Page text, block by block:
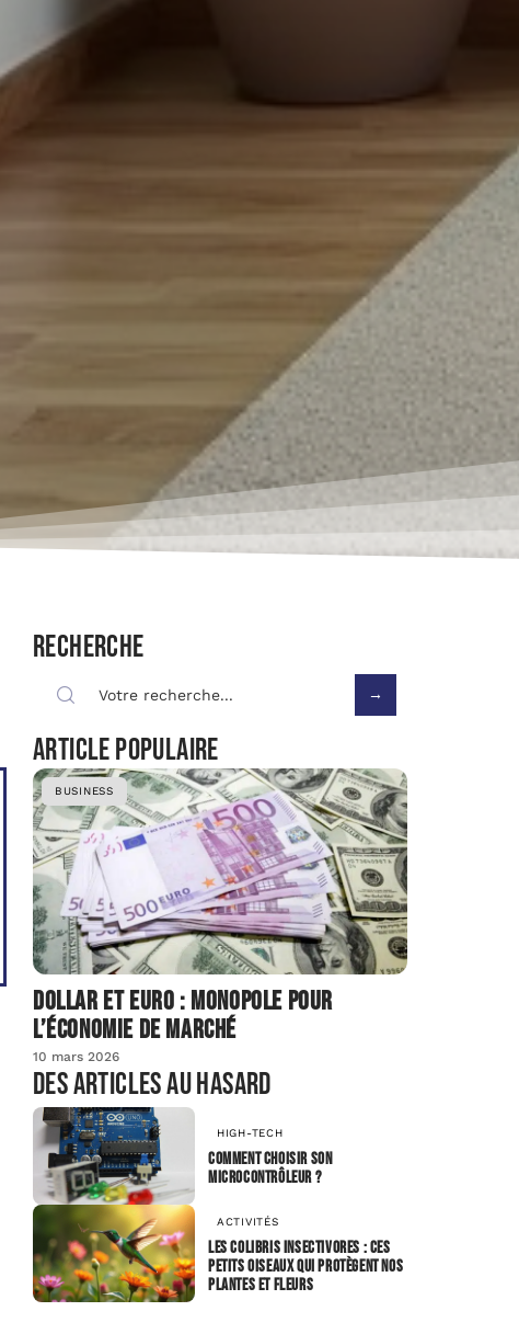
Recherche
Article populaire
BUSINESS
Dollar et euro : monopole pour
l’économie de marché
10 mars 2026
Des articles au hasard
HIGH-TECH
Comment choisir son
microcontrôleur ?
ACTIVITÉS
Les colibris insectivores : ces
petits oiseaux qui protègent nos
plantes et fleurs